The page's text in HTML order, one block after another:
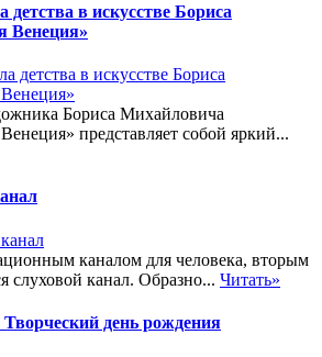
в искусстве Бориса
Венеция»
Бориса Михайловича
представляет собой яркий...
каналом для человека, вторым
слуховой канал. Образно... Читать»
день рождения